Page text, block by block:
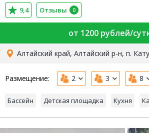
9,4 Отзывы 0
от 1200 рублей/
Алтайский край, Алтайский р-н, п.
Размещение: 2 3 8
Бассейн Детская площадка Кухня